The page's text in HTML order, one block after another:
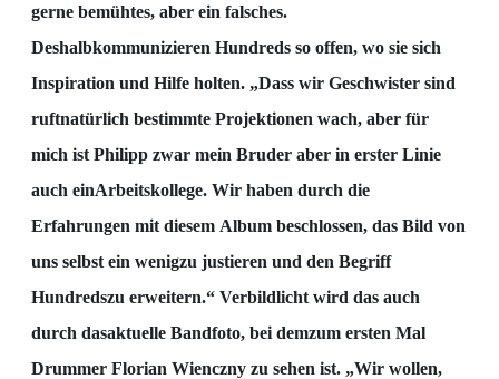
gerne bemühtes, aber ein falsches.
Deshalbkommunizieren Hundreds so offen, wo sie sich
Inspiration und Hilfe holten. „Dass wir Geschwister sind
ruftnatürlich bestimmte Projektionen wach, aber für
mich ist Philipp zwar mein Bruder aber in erster Linie
auch einArbeitskollege. Wir haben durch die
Erfahrungen mit diesem Album beschlossen, das Bild von
uns selbst ein wenigzu justieren und den Begriff
Hundredszu erweitern.“ Verbildlicht wird das auch
durch dasaktuelle Bandfoto, bei demzum ersten Mal
Drummer Florian Wienczny zu sehen ist. „Wir wollen,